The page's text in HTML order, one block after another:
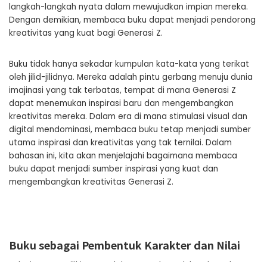
langkah-langkah nyata dalam mewujudkan impian mereka.
Dengan demikian, membaca buku dapat menjadi pendorong
kreativitas yang kuat bagi Generasi Z.
Buku tidak hanya sekadar kumpulan kata-kata yang terikat
oleh jilid-jilidnya. Mereka adalah pintu gerbang menuju dunia
imajinasi yang tak terbatas, tempat di mana Generasi Z
dapat menemukan inspirasi baru dan mengembangkan
kreativitas mereka. Dalam era di mana stimulasi visual dan
digital mendominasi, membaca buku tetap menjadi sumber
utama inspirasi dan kreativitas yang tak ternilai. Dalam
bahasan ini, kita akan menjelajahi bagaimana membaca
buku dapat menjadi sumber inspirasi yang kuat dan
mengembangkan kreativitas Generasi Z.
Buku sebagai Pembentuk Karakter dan Nilai